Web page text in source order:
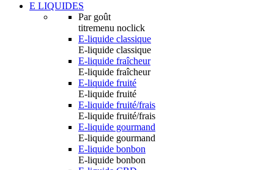
E LIQUIDES
Par goût
titremenu noclick
E-liquide classique
E-liquide classique
E-liquide fraîcheur
E-liquide fraîcheur
E-liquide fruité
E-liquide fruité
E-liquide fruité/frais
E-liquide fruité/frais
E-liquide gourmand
E-liquide gourmand
E-liquide bonbon
E-liquide bonbon